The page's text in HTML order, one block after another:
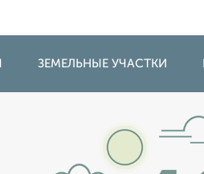
ЗЕМЕЛЬНЫЕ УЧАСТКИ